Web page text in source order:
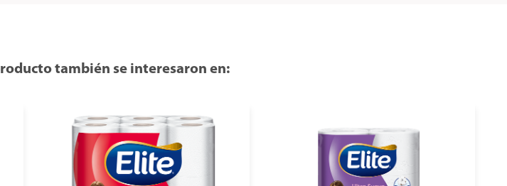
también se interesaron en: